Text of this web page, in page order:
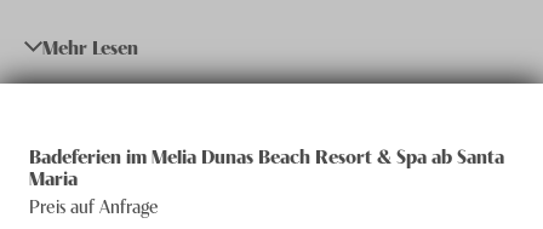
Portugal
Datenschutz
Einklang. Verschiedene Restaurants und Bars verwöhnen Sie mit
kulinarischen Köstlichkeiten und aktive Gäste kommen auf den
Farben gehalten und passen perfekt zur sonnigen Stimmung im
gesamten Resort.
Mehr Lesen
Badeferien im Melia Dunas Beach Resort & Spa ab Santa
Maria
Preis auf Anfrage